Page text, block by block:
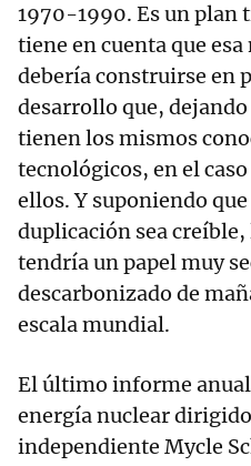
1970-1990. Es un plan
tiene en cuenta que esa
debería construirse en
desarrollo que,
tienen los mismos
tecnológicos, en el
ellos. Y suponiendo
duplicación sea
tendría un papel muy
descarbonizado de
escala mundial.
El último informe anual
energía nuclear
independiente Mycle